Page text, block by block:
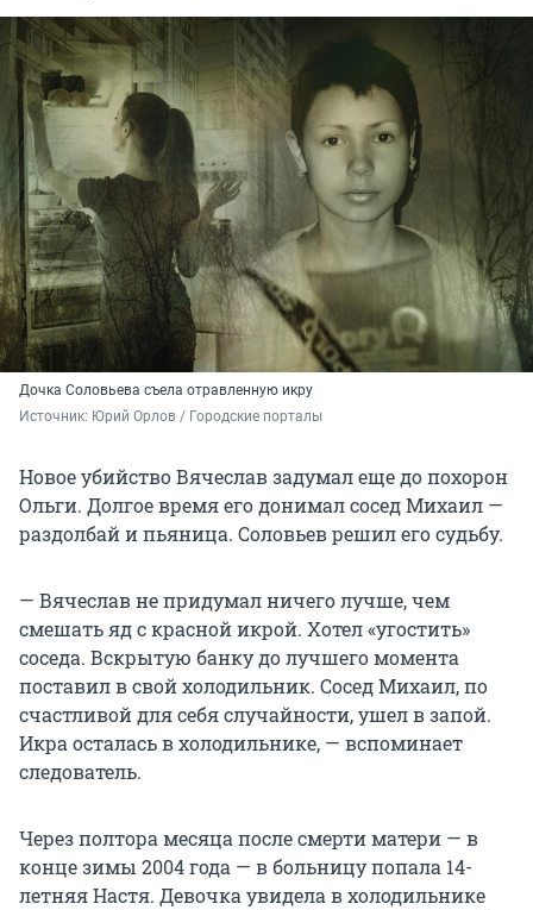
Дочка Соловьева съела отравленную икру
Источник: Юрий Орлов / Городские порталы
Новое убийство Вячеслав задумал еще до похорон
Ольги. Долгое время его донимал сосед Михаил —
раздолбай и пьяница. Соловьев решил его судьбу.
— Вячеслав не придумал ничего лучше, чем
смешать яд с красной икрой. Хотел «угостить»
соседа. Вскрытую банку до лучшего момента
поставил в свой холодильник. Сосед Михаил, по
счастливой для себя случайности, ушел в запой.
Икра осталась в холодильнике, — вспоминает
следователь.
Через полтора месяца после смерти матери — в
конце зимы 2004 года — в больницу попала 14-
летняя Настя. Девочка увидела в холодильнике